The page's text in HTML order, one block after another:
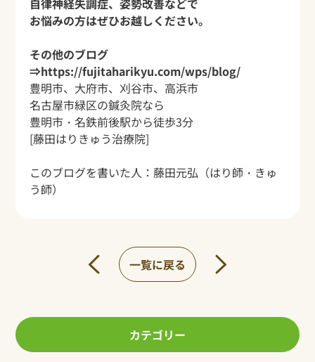
お悩みの方はぜひお越しください。
その他のブログ
⇒https://fujitaharikyu.com/wps/blog/
豊明市、大府市、刈谷市、高浜市
名古屋市緑区の鍼灸院なら
豊明市・名鉄前後駅から徒歩3分
[藤田はりきゅう治療院]
このブログを書いた人： 藤田元弘 （はり師・きゅ
う師）
一覧に戻る
カテゴリー